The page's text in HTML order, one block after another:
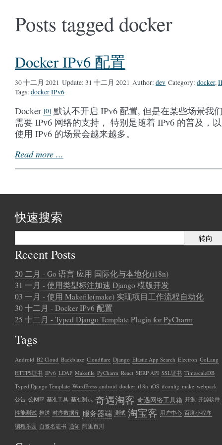
Posts tagged docker
Docker IPv6 配置
30 十二月 2021 Update: 31 十二月 2021 Author: dev Category: docker,
Tags: dockerIPv6
Docker 0 默认不开启 IPv6 配置, 但是在某些场景我
需要 IPv6 网络的支持， 特别是随着 IPv6 的普及，
使用 IPv6 的场景会越来越多。
Read more ...
快速搜索
Recent Posts
20 二月 - Go 语言 应用 国际化与本地化(i18n)
31 一月 - 使用类型标注加速 Django 模版开发
03 一月 - 使用 Makefile(make) 实现项目工作流程自动化
30 十二月 - Docker IPv6 配置
25 十二月 - Typed Django Template Plugin for PyCharm
Tags
Android B2 Cloud Backblaze Cloudflare Django Elastic App Search Electron GoLang
HTTPS证书 IPv6 LDAP Makefile PyCharm React SERP API SSL证书 TimescaleDB
Typed Django Template WordPress android docker i18n iOS ifconfig make webpack
公告 公网IP 基准工具 基准测试 奇遇淘客 奇遇网络工具箱 开源 开源软件
性能测试 推送 时序数据库 服务器端 测试 淘宝客 用户中心 百度小程序
编程乐园 自签名证书 通知 阿里百川